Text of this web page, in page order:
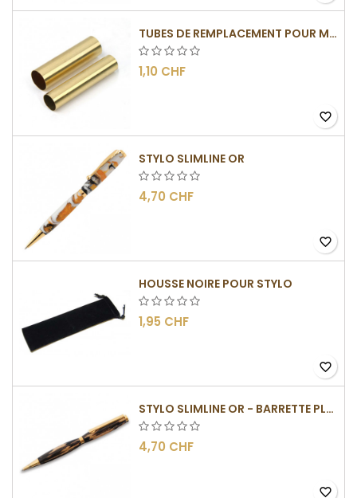
TUBES DE REMPLACEMENT POUR MÉCANISME SLIMLINE
1,10 CHF
favorite_border
STYLO SLIMLINE OR
4,70 CHF
favorite_border
HOUSSE NOIRE POUR STYLO
1,95 CHF
favorite_border
STYLO SLIMLINE OR - BARRETTE PLATE
4,70 CHF
favorite_border